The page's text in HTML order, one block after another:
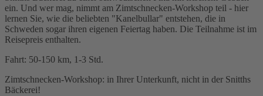
ein. Und wer mag, nimmt am Zimtschnecken-Workshop teil - hier
lernen Sie, wie die beliebten "Kanelbullar" entstehen, die in
Schweden sogar ihren eigenen Feiertag haben. Die Teilnahme ist im
Reisepreis enthalten.
Fahrt: 50-150 km, 1-3 Std.
Zimtschnecken-Workshop: in Ihrer Unterkunft, nicht in der Snitths
Bäckerei!